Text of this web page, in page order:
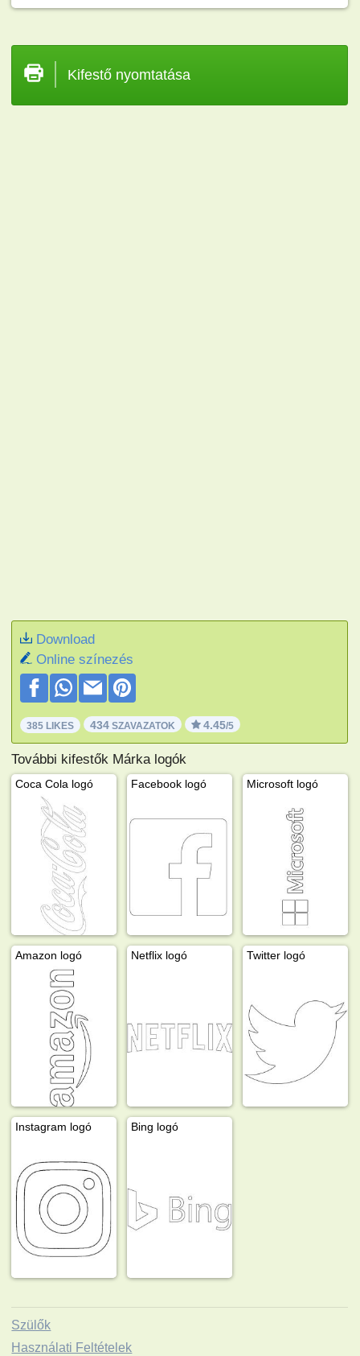
Kifestő nyomtatása
Download
Online színezés
385 LIKES 434 SZAVAZATOK 4.45/5
További kifestők Márka logók
Coca Cola logó Facebook logó Microsoft logó
Amazon logó Netflix logó Twitter logó
Instagram logó Bing logó
Szülők
Használati Feltételek